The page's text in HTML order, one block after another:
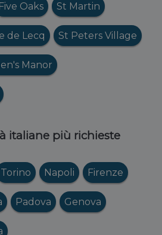
Five Oaks St Martin
de Lecq St Peters Village
Manor
italiane più richieste
Torino Napoli Firenze
Padova Genova